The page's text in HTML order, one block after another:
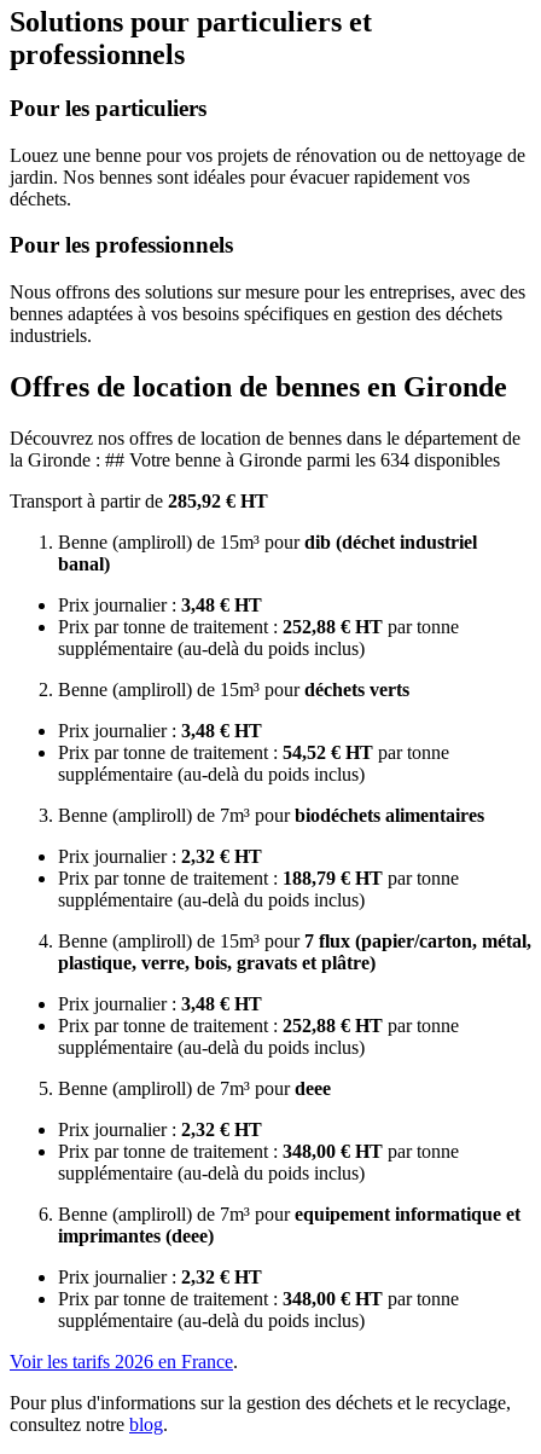
Solutions pour particuliers et
professionnels
Pour les particuliers
Louez une benne pour vos projets de rénovation ou de nettoyage de
jardin. Nos bennes sont idéales pour évacuer rapidement vos
déchets.
Pour les professionnels
Nous offrons des solutions sur mesure pour les entreprises, avec des
bennes adaptées à vos besoins spécifiques en gestion des déchets
industriels.
Offres de location de bennes en Gironde
Découvrez nos offres de location de bennes dans le département de
la Gironde : ## Votre benne à Gironde parmi les 634 disponibles
Transport à partir de 285,92 € HT
Benne (ampliroll) de 15m³ pourdib (déchet industriel
banal)
Prix journalier : 3,48 € HT
Prix par tonne de traitement : 252,88 € HT par tonne
supplémentaire (au-delà du poids inclus)
Benne (ampliroll) de 15m³ pourdéchets verts
Prix journalier : 3,48 € HT
Prix par tonne de traitement : 54,52 € HT par tonne
supplémentaire (au-delà du poids inclus)
Benne (ampliroll) de 7m³ pourbiodéchets alimentaires
Prix journalier : 2,32 € HT
Prix par tonne de traitement : 188,79 € HT par tonne
supplémentaire (au-delà du poids inclus)
Benne (ampliroll) de 15m³ pour 7 flux (papier/carton, métal,
plastique, verre, bois, gravats et plâtre)
Prix journalier : 3,48 € HT
Prix par tonne de traitement : 252,88 € HT par tonne
supplémentaire (au-delà du poids inclus)
Benne (ampliroll) de 7m³ pourdeee
Prix journalier : 2,32 € HT
Prix par tonne de traitement : 348,00 € HT par tonne
supplémentaire (au-delà du poids inclus)
Benne (ampliroll) de 7m³ pourequipement informatique et
imprimantes (deee)
Prix journalier : 2,32 € HT
Prix par tonne de traitement : 348,00 € HT par tonne
supplémentaire (au-delà du poids inclus)
Voir les tarifs 2026 en France.
Pour plus d'informations sur la gestion des déchets et le recyclage,
consultez notre blog.